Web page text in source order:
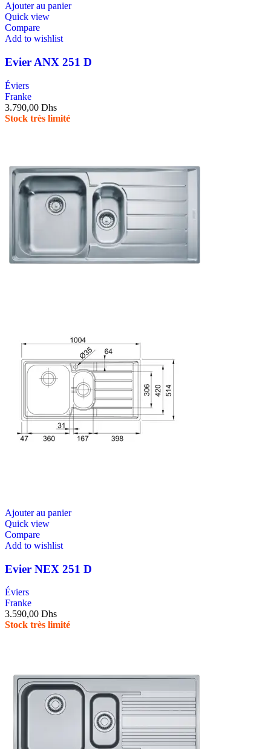
Ajouter au panier
Quick view
Compare
Add to wishlist
Evier ANX 251 D
Éviers
Franke
3.790,00 Dhs
Stock très limité
Ajouter au panier
Quick view
Compare
Add to wishlist
Evier NEX 251 D
Éviers
Franke
3.590,00 Dhs
Stock très limité